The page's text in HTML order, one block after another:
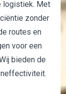
logistiek. Met
zonder
routes en
voor een
bieden de